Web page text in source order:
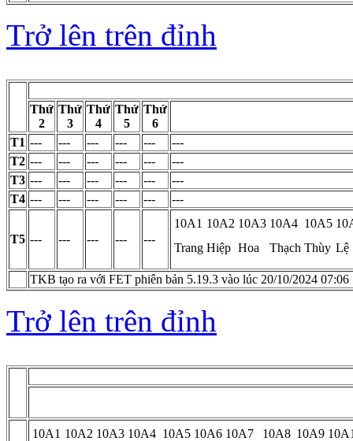
Trở lên trên đỉnh
Thứ
2
Thứ
3
Thứ
4
Thứ
5
Thứ
6
T1 --- --- --- --- ---
---
T2 --- --- --- --- ---
---
T3 --- --- --- --- ---
---
T4 --- --- --- --- --- ---
T5 --- --- --- --- ---
10A1 10A2 10A3 10A4 10A5
Trang Hiệp Hoa Thạch Thùy Lệ
TKB tạo ra với FET phiên bản 5.19.3 vào lúc 20/10/2024 07:06
Trở lên trên đỉnh
10A1 10A2 10A3 10A4 10A5 10A6 10A7 10A8 10A9